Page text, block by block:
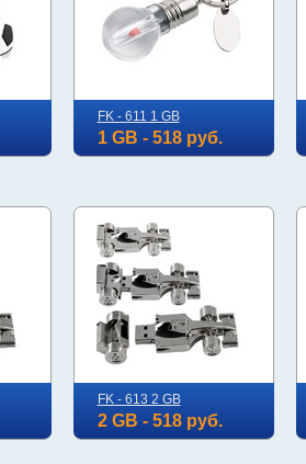
FK - 611 1 GB
1 GB - 518 руб.
FK - 613 2 GB
2 GB - 518 руб.